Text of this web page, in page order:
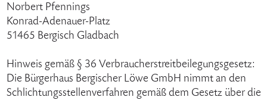
Norbert Pfennings
Konrad-Adenauer-Platz
51465 Bergisch Gladbach
Hinweis gemäß § 36 Verbraucherstreitbeilegungsgesetz:
Die Bürgerhaus Bergischer Löwe GmbH nimmt an den
Schlichtungsstellenverfahren gemäß dem Gesetz über die